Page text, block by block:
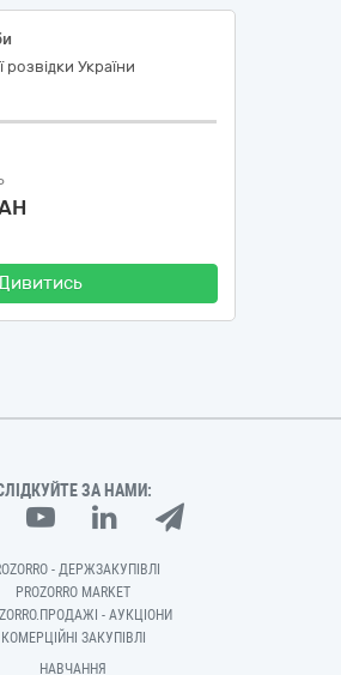
України
ЗА НАМИ:
- ДЕРЖЗАКУПІВЛІ
PROZORRO MARKET
- АУКЦІОНИ
КОМЕРЦІЙНІ ЗАКУПІВЛІ
НАВЧАННЯ